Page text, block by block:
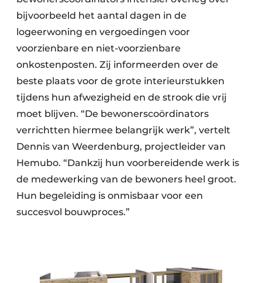
bijvoorbeeld het aantal dagen in de
logeerwoning en vergoedingen voor
voorzienbare en niet-voorzienbare
onkostenposten. Zij informeerden over de
beste plaats voor de grote interieurstukken
tijdens hun afwezigheid en de strook die vrij
moet blijven. “De bewonerscoördinators
verrichtten hiermee belangrijk werk”, vertelt
Dennis van Weerdenburg, projectleider van
Hemubo. “Dankzij hun voorbereidende werk is
de medewerking van de bewoners heel groot.
Hun begeleiding is onmisbaar voor een
succesvol bouwproces.”